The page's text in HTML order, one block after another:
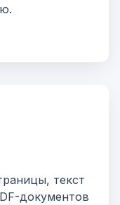
текст
документов